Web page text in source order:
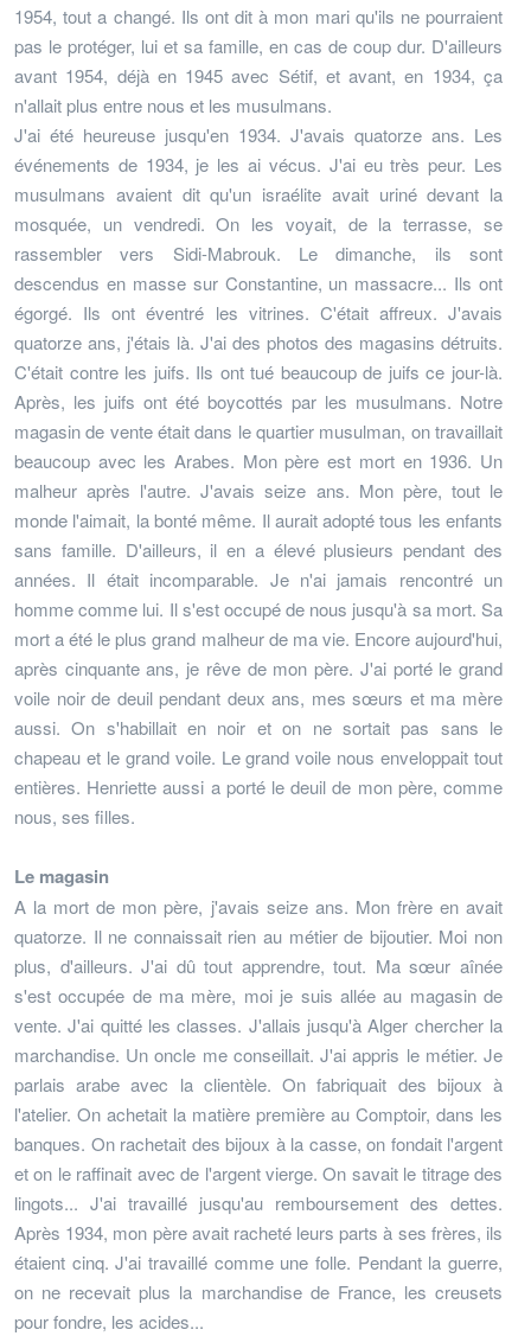
1954, tout a changé. Ils ont dit à mon mari qu'ils ne pourraient
pas le protéger, lui et sa famille, en cas de coup dur. D'ailleurs
avant 1954, déjà en 1945 avec Sétif, et avant, en 1934, ça
n'allait plus entre nous et les musulmans.
J'ai été heureuse jusqu'en 1934. J'avais quatorze ans. Les
événements de 1934, je les ai vécus. J'ai eu très peur. Les
musulmans avaient dit qu'un israélite avait uriné devant la
mosquée, un vendredi. On les voyait, de la terrasse, se
rassembler vers Sidi-Mabrouk. Le dimanche, ils sont
descendus en masse sur Constantine, un massacre... Ils ont
égorgé. Ils ont éventré les vitrines. C'était affreux. J'avais
quatorze ans, j'étais là. J'ai des photos des magasins détruits.
C'était contre les juifs. Ils ont tué beaucoup de juifs ce jour-là.
Après, les juifs ont été boycottés par les musulmans. Notre
magasin de vente était dans le quartier musulman, on travaillait
beaucoup avec les Arabes. Mon père est mort en 1936. Un
malheur après l'autre. J'avais seize ans. Mon père, tout le
monde l'aimait, la bonté même. Il aurait adopté tous les enfants
sans famille. D'ailleurs, il en a élevé plusieurs pendant des
années. Il était incomparable. Je n'ai jamais rencontré un
homme comme lui. Il s'est occupé de nous jusqu'à sa mort. Sa
mort a été le plus grand malheur de ma vie. Encore aujourd'hui,
après cinquante ans, je rêve de mon père. J'ai porté le grand
voile noir de deuil pendant deux ans, mes sœurs et ma mère
aussi. On s'habillait en noir et on ne sortait pas sans le
chapeau et le grand voile. Le grand voile nous enveloppait tout
entières. Henriette aussi a porté le deuil de mon père, comme
nous, ses filles.
Le magasin
A la mort de mon père, j'avais seize ans. Mon frère en avait
quatorze. Il ne connaissait rien au métier de bijoutier. Moi non
plus, d'ailleurs. J'ai dû tout apprendre, tout. Ma sœur aînée
s'est occupée de ma mère, moi je suis allée au magasin de
vente. J'ai quitté les classes. J'allais jusqu'à Alger chercher la
marchandise. Un oncle me conseillait. J'ai appris le métier. Je
parlais arabe avec la clientèle. On fabriquait des bijoux à
l'atelier. On achetait la matière première au Comptoir, dans les
banques. On rachetait des bijoux à la casse, on fondait l'argent
et on le raffinait avec de l'argent vierge. On savait le titrage des
lingots... J'ai travaillé jusqu'au remboursement des dettes.
Après 1934, mon père avait racheté leurs parts à ses frères, ils
étaient cinq. J'ai travaillé comme une folle. Pendant la guerre,
on ne recevait plus la marchandise de France, les creusets
pour fondre, les acides...